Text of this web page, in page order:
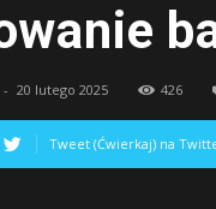
- 20 lutego 2025 426
Tweet (Ćwierkaj) na